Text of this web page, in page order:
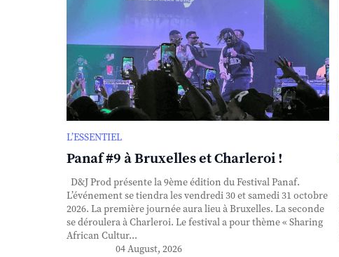
L’ESSENTIEL
Panaf #9 à Bruxelles et Charleroi !
D&J Prod présente la 9ème édition du Festival Panaf.
L’événement se tiendra les vendredi 30 et samedi 31 octobre
2026. La première journée aura lieu à Bruxelles. La seconde
se déroulera à Charleroi. Le festival a pour thème « Sharing
African Cultur...
04 August, 2026